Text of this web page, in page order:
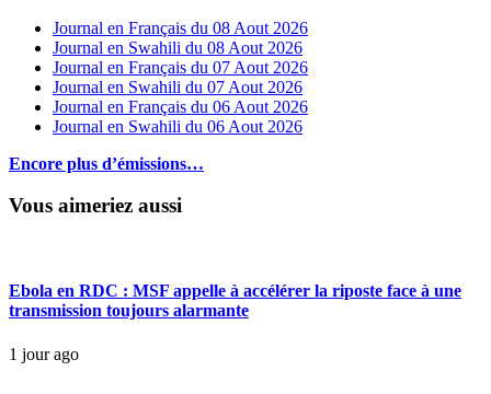
Journal en Français du 08 Aout 2026
Journal en Swahili du 08 Aout 2026
Journal en Français du 07 Aout 2026
Journal en Swahili du 07 Aout 2026
Journal en Français du 06 Aout 2026
Journal en Swahili du 06 Aout 2026
Encore plus d’émissions…
Vous aimeriez aussi
Ebola en RDC : MSF appelle à accélérer la riposte face à une
transmission toujours alarmante
1 jour ago